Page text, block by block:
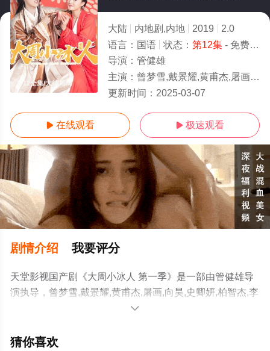
1-12全集/大结局
大陆 内地剧,内地 2019
2.0
语言： 国语 状态： 第12集- 免费在线观看
导演： 管健雄
主演： 曾梦雪,戴景耀,黄甫杰,屠画,向昊,史卿妍,柏智杰,李芳雯,张煜枫
更新时间： 2025-03-07
 在线观看  极速观看
剧情介绍 我要评分
天堂影视国产剧《大周小冰人 第一季》是一部由管健雄导
演执导，曾梦雪,戴景耀,黄甫杰,屠画,向昊,史卿妍,柏智杰,李
芳雯,张煜枫等明星演员精彩演绎的大陆电视剧，大结局剧
电视剧全集就上天堂电影网，更多相关信息可移步至豆瓣

猜你喜欢